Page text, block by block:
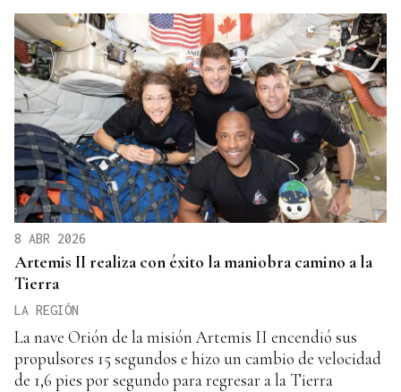
8 ABR 2026
Artemis II realiza con éxito la maniobra camino a la
Tierra
LA REGIÓN
La nave Orión de la misión Artemis II encendió sus
propulsores 15 segundos e hizo un cambio de velocidad
de 1,6 pies por segundo para regresar a la Tierra